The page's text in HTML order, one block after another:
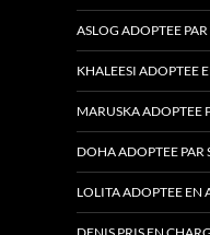
ASLOG ADOPTEE
KHALEESI ADOPTEE
MARUSKA ADOPTEE
DOHA ADOPTEE PAR
LOLITA ADOPTEE EN